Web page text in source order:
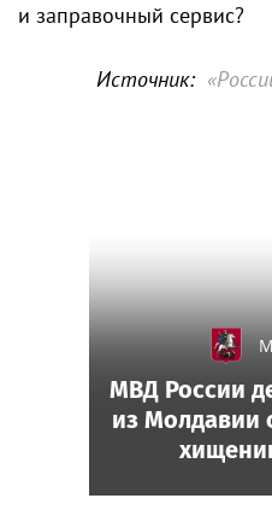
и заправочный сервис?
Источник:
МВД России
из Молдавии